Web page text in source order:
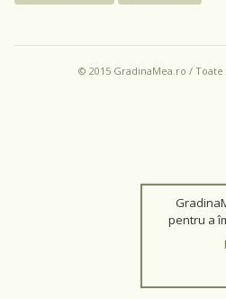
© 2015 GradinaMea.ro /
pentru a